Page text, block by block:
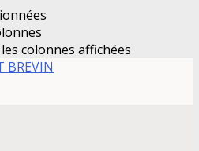
colonnes affichées